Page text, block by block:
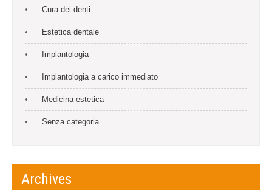
Cura dei denti
Estetica dentale
Implantologia
Implantologia a carico immediato
Medicina estetica
Senza categoria
Archives